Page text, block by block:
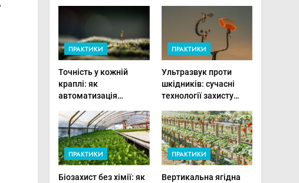
ПРАКТИКИ
Точність у кожній
краплі: як
автоматизація
прибутки малого
фермера
ПРАКТИКИ
Ультразвук проти
шкідників: сучасні
технології захисту
господарствах
ПРАКТИКИ
Біозахист без хімії: як
ПРАКТИКИ
Вертикальна ягідна